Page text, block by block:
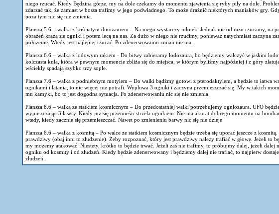
niego rzucać. Kiedy Będzina górze, my na dole czekamy do momentu zjawienia się ryby piły na dole.
zdarzać tak, że zamiast w bossa trafimy w jego podwładnego. To może drażnić niektórych maniaków gry.
poza tym nic się nie zmienia.
Plansza 5.6 – walka z kościatym dinozaurem – Na niego wystarczy młotek. Jednak nie od razu rzucamy, na
obrażeń krążą się ogniki i potem lecą na nas. Za dużo w niego nie rzucimy, ponieważ natychmiast zaczyna
położenie. Wtedy jest najlepiej rzucać. Po zdenerwowaniu zmian nie ma.
Plansza 6.6 – walka z lodowym rakiem - Do bitwy zabieramy lodozaura, bo będziemy walczyć w jaskini
kolczasta kula, która w pewnym momencie zbliża się do miejsca, w którym byliśmy najpóźniej i z góry
wściekły spadają szybko trzy sople.
Plansza 7.6 – walka z podniebnym motylem – Do walki bądźmy gotowi z pterodaktylem, a będzie to łatwa
ognikami i latania, to nic więcej nie potrafi. Wypluwa 3 ogniki i zaczyna przemieszczać się. My w takich
mu kamyki, bo to jest dogodna sytuacja. Po zdenerwowaniu nic się nie zmienia.
Plansza 8.6 – walka ze statkiem kosmicznym – Do przedostatniej walki potrzebujemy ogniozaura. UFO
wypuszczając 3 lasery. Kiedy już się przemieści strzela ognikiem. Nie ma akurat dobrego momentu na
wtedy, kiedy zacznie się przemieszczać. Nawet po zmienieniu barwy nic się nie dzieje
Plansza 8.6 – walka z kosmitą – Po walce ze statkiem kosmicznym będzie trzeba się uporać jeszcze z
prawdziwy (obaj inni to złudzenie). Żeby rozpoznać, który jest prawdziwy należy trafiać w głowę. Jeżeli to
my możemy atakować. Niestety, krótko to będzie trwać. Jeżeli zaś nie trafimy, to próbujmy dalej, jeżeli dalej
ogniku od kosmity i od złudzeń. Kiedy będzie zdenerwowany i będziemy dalej nie trafiać, to najpierw
złudzeń.